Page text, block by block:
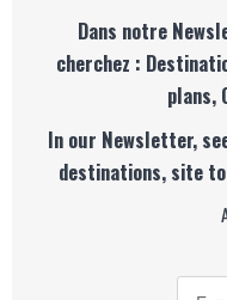
Dans notre
cherchez :
plans,
In our Newsletter,
destinations, site